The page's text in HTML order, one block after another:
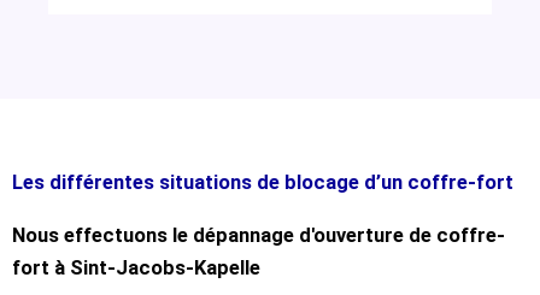
Les différentes situations de blocage d’un coffre-fort
Nous effectuons le dépannage d'ouverture de coffre-
fort à Sint-Jacobs-Kapelle